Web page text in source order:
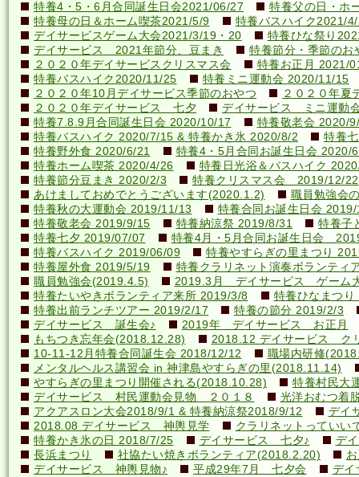
特養4・5・6月合同誕生日会2021/06/27
特養父の日・ホ
特養母の日＆ホーム喫茶2021/5/9
特養バスハイク2021/
デイサービスゲーム大会2021/3/19・20
特養ひな祭り
デイサービス 2021年節分、豆まき
特養節分・季節の
２０２０年デイサービスクリスマス会
特養お正月 2021/
特養バスハイク2020/11/25
特養ミニ運動会 2020/11/15
２０２０年10月デイサービス季節のおやつ
２０２０年夏
２０２０年デイサービス 七夕
デイサービス ミニ運動
特養7.8.9月合同誕生日会 2020/10/17
特養敬老会 2020/
特養バスハイク 2020/7/15 & 特養かき氷 2020/8/2
特養
特養野外食 2020/6/21
特養4・5月合同お誕生日会 2020/
特養ホーム喫茶 2020/4/26
特養日光浴＆バスハイク
特養節分豆まき 2020/2/3
特養クリスマス会 2019/12/22
あけましておめでとうございます(2020.1.2)
職員勉強会
特養秋の大運動会 2019/11/13
特養合同お誕生日会
特養敬老会 2019/9/15
特養納涼祭 2019/8/31
特養子
特養七夕 2019/07/07
特養4月・5月合同お誕生日会
特養バスハイク 2019/06/09
特養やすらぎの里まつり
特養屋外食 2019/5/19
特養クラリネット演奏ボランティ
職員勉強会(2019.4.5)
2019.3月 デイサービス ゲーム
特養たいやきボランティア来所 2019/3/8
特養ひなまつ
特養出前ランチツアー 2019/2/17
特養の節分 2019/2/3
デイサービス 誕生会♪
2019年 デイサービス お正月
もちつき忘年会(2018.12.28)
2018.12 デイサービス ク
10-11-12月特養合同誕生会 2018/12/12
職場内研修
メンタルヘルス講習会 in 神津島やすらぎの里(2018.11.14)
やすらぎの里まつり開催される(2018.10.28)
特養村民大
デイサービス 村民運動会見物 ２０１８
光洋おむつ着
アクアスロン大会2018/9/1 & 特養納涼祭2018/9/12
デイ
2018.08 デイサービス 神輿見学
クラリネットってい
特養かき氷の日 2018/7/25
デイサービス 七夕♪
デ
長浜まつり
社協たい焼きボランティア(2018.2.20)
デイサービス 神輿見物♪
平成29年7月 七夕会
デイ